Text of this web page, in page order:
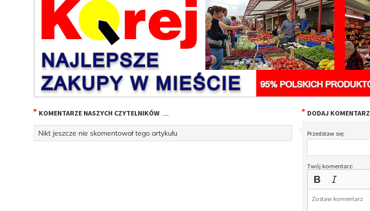
KOMENTARZE NASZYCH CZYTELNIKÓW
Nikt jeszcze nie skomentował tego artykułu
DODAJ KOMENTARZ
Przedstaw się:
Twój komentarz: